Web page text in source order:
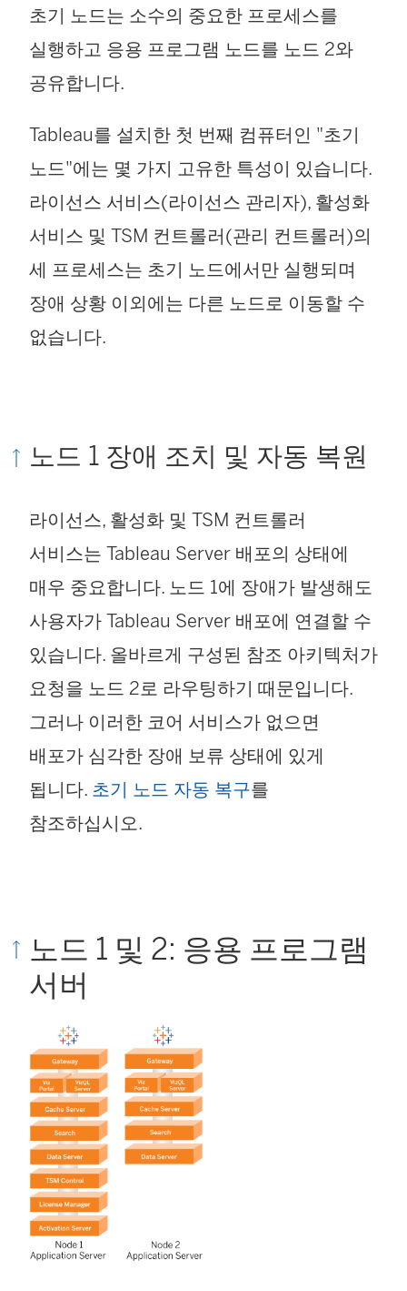
초기 노드는 소수의 중요한 프로세스를
실행하고 응용 프로그램 노드를 노드 2와
공유합니다.
Tableau를 설치한 첫 번째 컴퓨터인 "초기
노드"에는 몇 가지 고유한 특성이 있습니다.
라이선스 서비스(라이선스 관리자), 활성화
서비스 및 TSM 컨트롤러(관리 컨트롤러)의
세 프로세스는 초기 노드에서만 실행되며
장애 상황 이외에는 다른 노드로 이동할 수
없습니다.
노드 1 장애 조치 및 자동 복원
라이선스, 활성화 및 TSM 컨트롤러
서비스는 Tableau Server 배포의 상태에
매우 중요합니다. 노드 1에 장애가 발생해도
사용자가 Tableau Server 배포에 연결할 수
있습니다. 올바르게 구성된 참조 아키텍처가
요청을 노드 2로 라우팅하기 때문입니다.
그러나 이러한 코어 서비스가 없으면
배포가 심각한 장애 보류 상태에 있게
됩니다. 초기 노드 자동 복구를
참조하십시오.
노드 1 및 2: 응용 프로그램
서버